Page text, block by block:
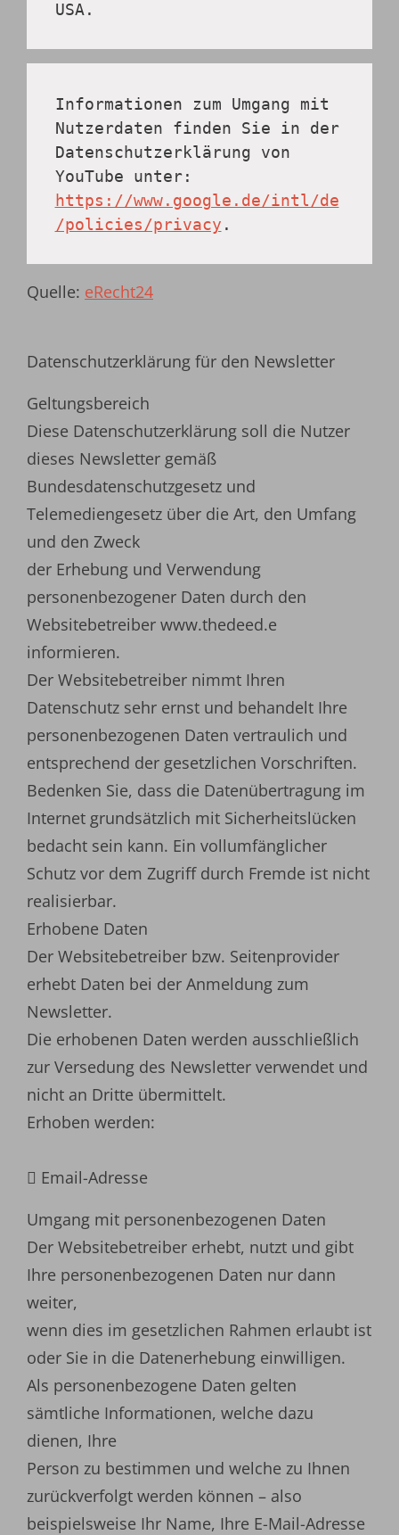
USA.
Informationen zum Umgang mit
Nutzerdaten finden Sie in der
Datenschutzerklärung von
https://www.google.de/intl/de
/policies/privacy .
Quelle: eRecht24
Datenschutzerklärung für den Newsletter
Geltungsbereich
Diese Datenschutzerklärung soll die Nutzer
dieses Newsletter gemäß
Bundesdatenschutzgesetz und
Telemediengesetz über die Art, den Umfang
und den Zweck
der Erhebung und Verwendung
personenbezogener Daten durch den
Websitebetreiber www.thedeed.e
informieren.
Der Websitebetreiber nimmt Ihren
Datenschutz sehr ernst und behandelt Ihre
personenbezogenen Daten vertraulich und
entsprechend der gesetzlichen Vorschriften.
Bedenken Sie, dass die Datenübertragung im
Internet grundsätzlich mit Sicherheitslücken
bedacht sein kann. Ein vollumfänglicher
Schutz vor dem Zugriff durch Fremde ist nicht
realisierbar.
Erhobene Daten
Der Websitebetreiber bzw. Seitenprovider
erhebt Daten bei der Anmeldung zum
Newsletter.
Die erhobenen Daten werden ausschließlich
zur Versedung des Newsletter verwendet und
nicht an Dritte übermittelt.
Erhoben werden:
 Email-Adresse
Umgang mit personenbezogenen Daten
Der Websitebetreiber erhebt, nutzt und gibt
Ihre personenbezogenen Daten nur dann
weiter,
wenn dies im gesetzlichen Rahmen erlaubt ist
oder Sie in die Datenerhebung einwilligen.
Als personenbezogene Daten gelten
sämtliche Informationen, welche dazu
dienen, Ihre
Person zu bestimmen und welche zu Ihnen
zurückverfolgt werden können – also
beispielsweise Ihr Name, Ihre E-Mail-Adresse